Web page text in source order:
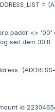
=
paddr <> '00'
seit dem 30.8
id